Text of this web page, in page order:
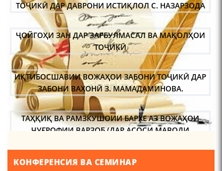
Что знают в Ташкенте о
Мирзо Турсунзаде, чьим
именем назвали станцию
метро?
ТОҶИКӢ ДАР ДАВРОНИ ИСТИҚЛОЛ С. НАЗАРЗОДА
ҶОЙГОҲИ ЗАН ДАР ЗАРБУЛМАСАЛ ВА МАҚОЛҲОИ
ТОҶИКӢ
ИҚТИБОСШАВИИ ВОЖАҲОИ ЗАБОНИ ТОҶИКӢ ДАР
ЗАБОНИ ВАХОНӢ З. МАМАДАМИНОВА.
ТАҲҚИҚ ВА РАМЗКУШОИИ БАРХЕ АЗ ВОЖАҲОИ
ҶУҒРОФИИ ВАРЗОБ (ДАР АСОСИ МАВОДИ
ШИНОХТ ДАР ЗАМИНАИ ЭЪТИҚОД ВА ЭЪТИРОФ
КОНФЕРЕНСИЯ ВА СЕМИНАР